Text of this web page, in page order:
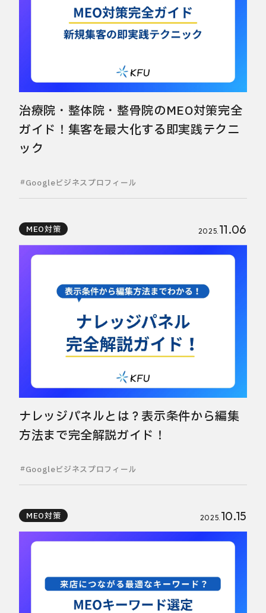
治療院・整体院・整骨院のMEO対策完全
ガイド！集客を最大化する即実践テクニ
ック
Googleビジネスプロフィール
MEO対策 2025. 11.06
ナレッジパネルとは？表示条件から編集
方法まで完全解説ガイド！
Googleビジネスプロフィール
MEO対策 2025. 10.15